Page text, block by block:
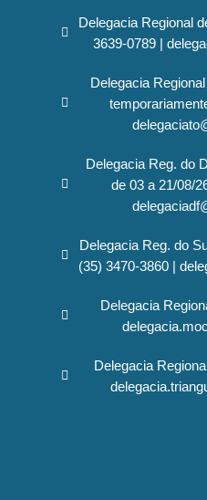
Delegacia Regional
3639-0789 |
Delegacia
Delegacia Reg. do
de 03 a 21/08/
Delegacia Reg. do
(35) 3470-3860 |
Delegacia
Delegacia